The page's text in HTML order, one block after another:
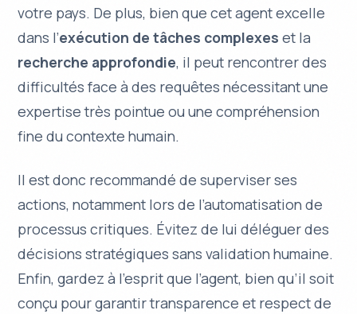
votre pays. De plus, bien que cet agent excelle
dans l’exécution de tâches complexes et la
recherche approfondie, il peut rencontrer des
difficultés face à des requêtes nécessitant une
expertise très pointue ou une compréhension
fine du contexte humain.
Il est donc recommandé de superviser ses
actions, notamment lors de l’automatisation de
processus critiques. Évitez de lui déléguer des
décisions stratégiques sans validation humaine.
Enfin, gardez à l’esprit que l’agent, bien qu’il soit
conçu pour garantirtransparence et respect de